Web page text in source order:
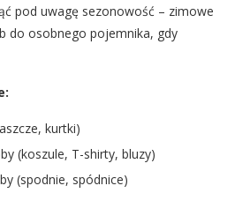
pod uwagę sezonowość – zimowe
do osobnego pojemnika, gdy
kurtki)
(koszule, T-shirty, bluzy)
(spodnie, spódnice)